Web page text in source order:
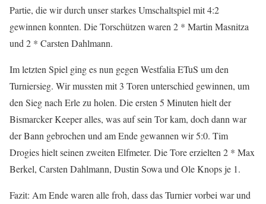
Partie, die wir durch unser starkes Umschaltspiel mit 4:2
gewinnen konnten. Die Torschützen waren 2 * Martin Masnitza
und 2 * Carsten Dahlmann.
Im letzten Spiel ging es nun gegen Westfalia ETuS um den
Turniersieg. Wir mussten mit 3 Toren unterschied gewinnen, um
den Sieg nach Erle zu holen. Die ersten 5 Minuten hielt der
Bismarcker Keeper alles, was auf sein Tor kam, doch dann war
der Bann gebrochen und am Ende gewannen wir 5:0. Tim
Drogies hielt seinen zweiten Elfmeter. Die Tore erzielten 2 * Max
Berkel, Carsten Dahlmann, Dustin Sowa und Ole Knops je 1.
Fazit: Am Ende waren alle froh, dass das Turnier vorbei war und